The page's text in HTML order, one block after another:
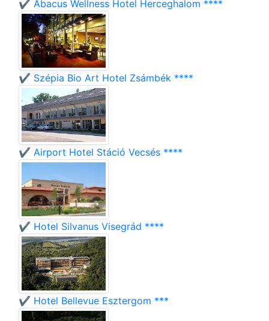
✔️ Abacus Wellness Hotel Herceghalom ****
✔️ Szépia Bio Art Hotel Zsámbék ****
✔️ Airport Hotel Stáció Vecsés ****
✔️ Hotel Silvanus Visegrád ****
✔️ Hotel Bellevue Esztergom ***